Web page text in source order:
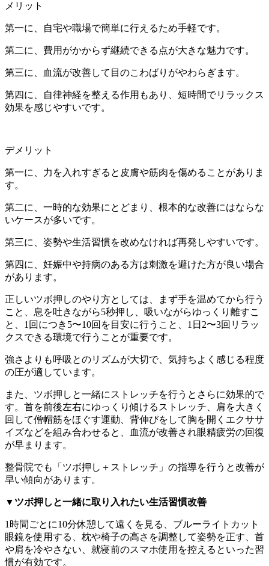
メリット
第一に、自宅や職場で簡単に行えるため手軽です。
第二に、費用がかからず継続できる点が大きな魅力です。
第三に、血流が改善して目のこわばりがやわらぎます。
第四に、自律神経を整える作用もあり、短時間でリラックス
効果を感じやすいです。
デメリット
第一に、力を入れすぎると皮膚や筋肉を傷めることがありま
す。
第二に、一時的な効果にとどまり、根本的な改善にはならな
いケースが多いです。
第三に、姿勢や生活習慣を改めなければ再発しやすいです。
第四に、妊娠中や持病のある方は刺激を避けた方が良い場合
があります。
正しいツボ押しのやり方としては、まず手を温めてから行う
こと、息を吐きながら5秒押し、吸いながらゆっくり離すこ
と、1回につき5〜10回を目安に行うこと、1日2〜3回リラッ
クスできる環境で行うことが重要です。
強さよりも呼吸とのリズムが大切で、気持ちよく感じる程度
の圧が適しています。
また、ツボ押しと一緒にストレッチを行うとさらに効果的で
す。首を前後左右にゆっくり傾けるストレッチ、肩を大きく
回して僧帽筋をほぐす運動、背伸びをして胸を開くエクササ
イズなどを組み合わせると、血流が改善され眼精疲労の回復
が早まります。
整骨院でも「ツボ押し＋ストレッチ」の指導を行うと改善が
早い傾向があります。
▼ツボ押しと一緒に取り入れたい生活習慣改善
1時間ごとに10分休憩して遠くを見る、ブルーライトカット
眼鏡を使用する、枕や椅子の高さを調整して姿勢を正す、首
や肩を冷やさない、就寝前のスマホ使用を控えるといった習
慣が有効です。